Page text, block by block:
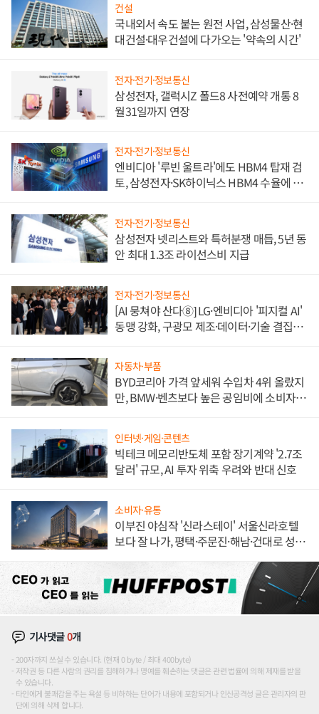
건설
국내외서 속도 붙는 원전 사업, 삼성물산·현
대건설·대우건설에 다가오는 '약속의 시간'
전자·전기·정보통신
삼성전자, 갤럭시Z 폴드8 사전예약 개통 8
월31일까지 연장
전자·전기·정보통신
엔비디아 '루빈 울트라'에도 HBM4 탑재 검
토, 삼성전자·SK하이닉스 HBM4 수율에 주
전자·전기·정보통신
삼성전자 넷리스트와 특허분쟁 매듭, 5년 동
안 최대 1.3조 라이선스비 지급
전자·전기·정보통신
[AI 뭉쳐야 산다⑧] LG·엔비디아 '피지컬 AI'
동맹 강화, 구광모 제조·데이터·기술 결집
자동차·부품
BYD코리아 가격 앞세워 수입차 4위 올랐지
만, BMW·벤츠보다 높은 공임비에 소비자
인터넷·게임·콘텐츠
빅테크 메모리반도체 포함 장기계약 '2.7조
달러' 규모, AI 투자 위축 우려와 반대 신호
소비자·유통
이부진 야심작 '신라스테이' 서울신라호텔
보다 잘 나가, 평택·주문진·해남·건대로 성
기사댓글0개
200자까지 쓰실 수 있습니다. (현재 0 byte / 최대 400byte)
저작권 등 다른 사람의 권리를 침해하거나 명예를 훼손하는 댓글은 관련 법률에 의해 제재를 받을
수 있습니다.
타인에게 불쾌감을 주는 욕설 등 비하하는 단어가 내용에 포함되거나 인신공격성 글은 관리자의 판
단에 의해 삭제 합니다.